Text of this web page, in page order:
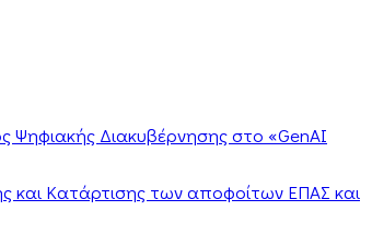
Ψηφιακής Διακυβέρνησης στο «GenAI
και Κατάρτισης των αποφοίτων ΕΠΑΣ και